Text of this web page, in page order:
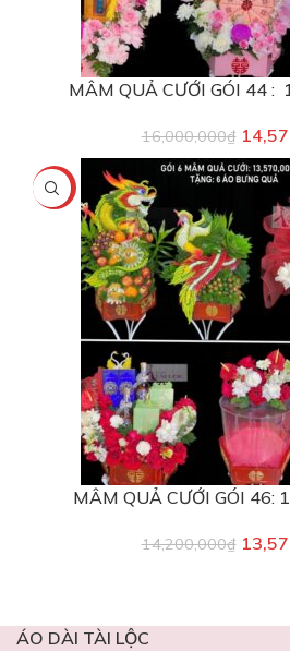
MÂM QUẢ CƯỚI GÓI 44 :
16,000,000₫
-4%
MÂM QUẢ CƯỚI GÓI 46:
14,200,000₫
ÁO DÀI TÀI LỘC